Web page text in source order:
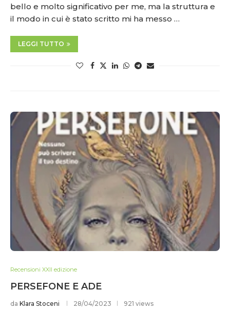
bello e molto significativo per me, ma la struttura e
il modo in cui è stato scritto mi ha messo …
LEGGI TUTTO
Recensioni XXII edizione
PERSEFONE E ADE
da Klara Stoceni 28/04/2023 921 views